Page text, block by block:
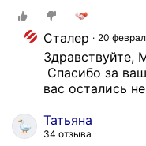
т
р
о
р
Сталер 20
Здравствуйте,
вас остались
Татьяна
34 отзыва